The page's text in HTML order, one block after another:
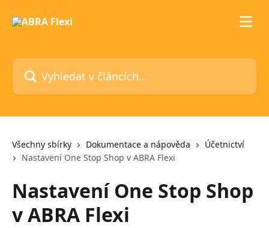
Vyhledat v článcích…
Všechny sbírky Dokumentace a nápověda
Účetnictví
Nastavení One Stop Shop v ABRA Flexi
Nastavení One Stop Shop
v ABRA Flexi